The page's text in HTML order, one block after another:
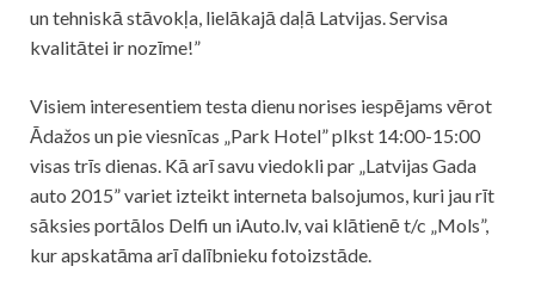
un tehniskā stāvokļa, lielākajā daļā Latvijas. Servisa
kvalitātei ir nozīme!”
Visiem interesentiem testa dienu norises iespējams vērot
Ādažos un pie viesnīcas „Park Hotel” plkst 14:00-15:00
visas trīs dienas. Kā arī savu viedokli par „Latvijas Gada
auto 2015” variet izteikt interneta balsojumos, kuri jau rīt
sāksies portālos Delfi un iAuto.lv, vai klātienē t/c „Mols”,
kur apskatāma arī dalībnieku fotoizstāde.